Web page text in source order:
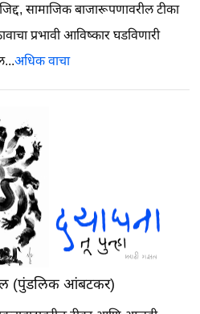
सामाजिक बाजारूपणावरील टीका
प्रभावी आविष्कार घडविणारी
अधिक वाचा
(पुंडलिक आंबटकर)